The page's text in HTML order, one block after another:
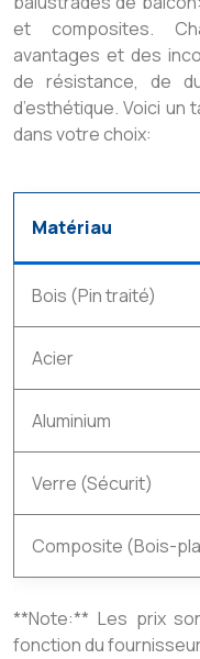
et composites.
avantages et des
de résistance, de
d’esthétique. Voici
dans votre choix:
Matériau
Bois (Pin traité)
Acier
Aluminium
Verre (Sécurit)
Composite (Bois-
**Note:** Les prix
fonction du